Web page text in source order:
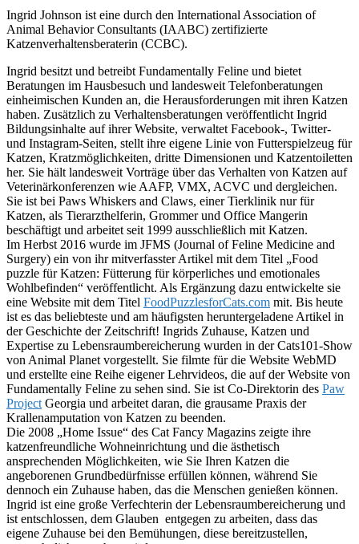
Ingrid Johnson ist eine durch den International Association of
Animal Behavior Consultants (IAABC) zertifizierte
Katzenverhaltensberaterin (CCBC).
Ingrid besitzt und betreibt Fundamentally Feline und bietet
Beratungen im Hausbesuch und landesweit Telefonberatungen
einheimischen Kunden an, die Herausforderungen mit ihren Katzen
haben. Zusätzlich zu Verhaltensberatungen veröffentlicht Ingrid
Bildungsinhalte auf ihrer Website, verwaltet Facebook-, Twitter-
und Instagram-Seiten, stellt ihre eigene Linie von Futterspielzeug für
Katzen, Kratzmöglichkeiten, dritte Dimensionen und Katzentoiletten
her. Sie hält landesweit Vorträge über das Verhalten von Katzen auf
Veterinärkonferenzen wie AAFP, VMX, ACVC und dergleichen.
Sie ist bei Paws Whiskers and Claws, einer Tierklinik nur für
Katzen, als Tierarzthelferin, Grommer und Office Mangerin
beschäftigt und arbeitet seit 1999 ausschließlich mit Katzen.
Im Herbst 2016 wurde im JFMS (Journal of Feline Medicine and
Surgery) ein von ihr mitverfasster Artikel mit dem Titel „Food
puzzle für Katzen: Fütterung für körperliches und emotionales
Wohlbefinden“ veröffentlicht. Als Ergänzung dazu entwickelte sie
eine Website mit dem Titel FoodPuzzlesforCats.com mit. Bis heute
ist es das beliebteste und am häufigsten heruntergeladene Artikel in
der Geschichte der Zeitschrift! Ingrids Zuhause, Katzen und
Expertise zu Lebensraumbereicherung wurden in der Cats101-Show
von Animal Planet vorgestellt. Sie filmte für die Website WebMD
und erstellte eine Reihe eigener Lehrvideos, die auf der Website von
Fundamentally Feline zu sehen sind. Sie ist Co-Direktorin des Paw
Project Georgia und arbeitet daran, die grausame Praxis der
Krallenamputation von Katzen zu beenden.
Die 2008 „Home Issue“ des Cat Fancy Magazins zeigte ihre
katzenfreundliche Wohneinrichtung und die ästhetisch
ansprechenden Möglichkeiten, wie Sie Ihren Katzen die
angeborenen Grundbedürfnisse erfüllen können, während Sie
dennoch ein Zuhause haben, das die Menschen genießen können.
Ingrid ist eine große Verfechterin der Lebensraumbereicherung und
ist entschlossen, dem Glauben entgegen zu arbeiten, dass das
eigene Zuhause bei den Bemühungen, diese bereitzustellen,